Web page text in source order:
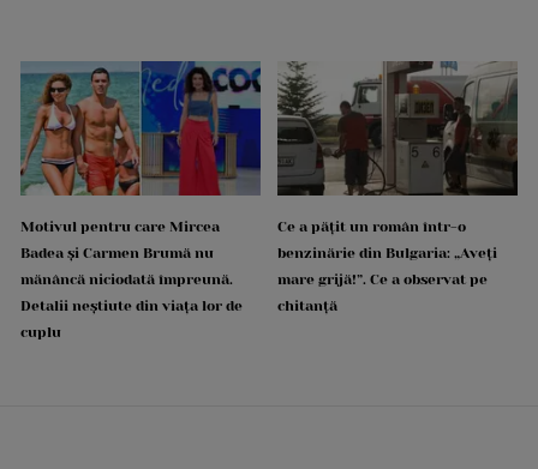
Motivul pentru care Mircea
Badea și Carmen Brumă nu
mănâncă niciodată împreună.
Detalii neștiute din viața lor de
cuplu
Ce a pățit un român într-o
benzinărie din Bulgaria: „Aveți
mare grijă!”. Ce a observat pe
chitanță